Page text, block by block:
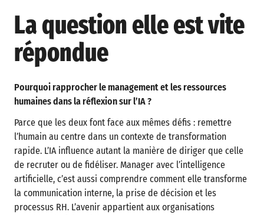
La question elle est vite
répondue
Pourquoi rapprocher le management et les ressources
humaines dans la réflexion sur l’IA ?
Parce que les deux font face aux mêmes défis : remettre
l’humain au centre dans un contexte de transformation
rapide. L’IA influence autant la manière de diriger que celle
de recruter ou de fidéliser. Manager avec l’intelligence
artificielle, c’est aussi comprendre comment elle transforme
la communication interne, la prise de décision et les
processus RH. L’avenir appartient aux organisations